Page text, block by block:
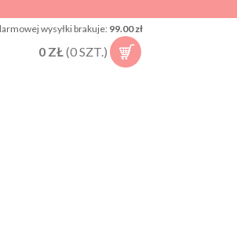
wysyłki brakuje:99.00 zł
0 ZŁ(0SZT.)